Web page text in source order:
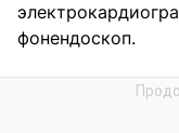
фонендоскоп.